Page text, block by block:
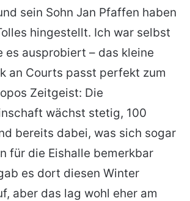
sein Sohn Jan Pfaffen haben
hingestellt. Ich war selbst
es ausprobiert – das kleine
an Courts passt perfekt zum
Zeitgeist: Die
wächst stetig, 100
bereits dabei, was sich sogar
für die Eishalle bemerkbar
es dort diesen Winter
aber das lag wohl eher am